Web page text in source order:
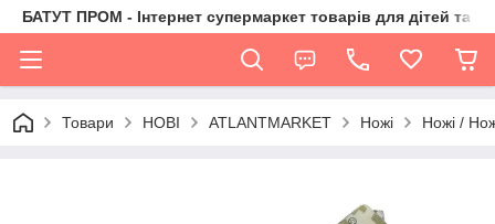
БАТУТ ПРОМ - Інтернет супермаркет товарів для дітей та їх
Товари НОВІ ATLANTMARKET Ножі Ножі /